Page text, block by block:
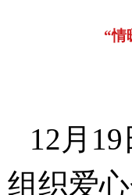
“情
12 月 19
组织爱